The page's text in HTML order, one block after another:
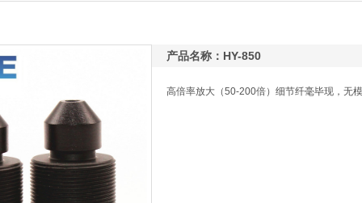
产品名称：HY-850
高倍率放大（50-200倍）细节纤毫毕现，无